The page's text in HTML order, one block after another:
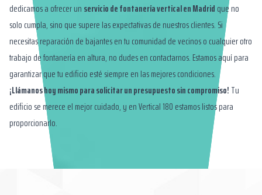
dedicamos a ofrecer un servicio de fontanería vertical en Madrid que no
solo cumpla, sino que supere las expectativas de nuestros clientes. Si
necesitas reparación de bajantes en tu comunidad de vecinos o cualquier otro
trabajo de fontanería en altura, no dudes en contactarnos. Estamos aquí para
garantizar que tu edificio esté siempre en las mejores condiciones.
¡Llámanos hoy mismo para solicitar un presupuesto sin compromiso! Tu
edificio se merece el mejor cuidado, y en Vertical 180 estamos listos para
proporcionarlo.